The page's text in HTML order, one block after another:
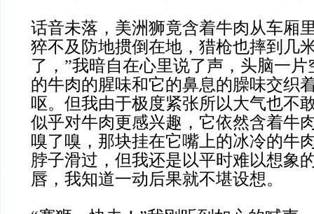
话音未落，美洲狮竟含着牛肉从车厢
猝不及防地掼倒在地，猎枪也摔到几
了，”我暗自在心里说了声，头脑一
的牛肉的腥味和它的鼻息的臊味交织
呕。但我由于极度紧张所以大气也不
似乎对牛肉更感兴趣，它依然含着牛
嗅了嗅，那块挂在它嘴上的冰冷的牛
脖子滑过，但我还是以平时难以想象
唇，我知道一动后果就不堪设想。